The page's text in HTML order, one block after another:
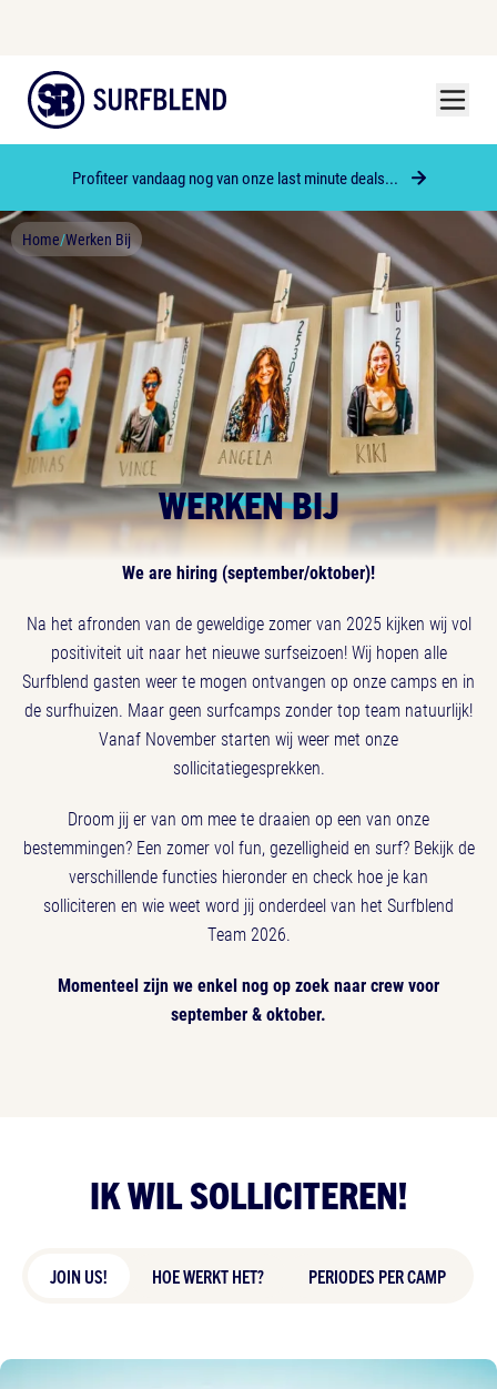
Surfblend
Menu
Profiteer vandaag nog van onze last minute deals...
Home/Werken Bij
WERKEN BIJ
We are hiring (september/oktober)!
Na het afronden van de geweldige zomer van 2025 kijken wij vol
positiviteit uit naar het nieuwe surfseizoen! Wij hopen alle
Surfblend gasten weer te mogen ontvangen op onze camps en in
de surfhuizen. Maar geen surfcamps zonder top team natuurlijk!
Vanaf November starten wij weer met onze
sollicitatiegesprekken.
Droom jij er van om mee te draaien op een van onze
bestemmingen? Een zomer vol fun, gezelligheid en surf? Bekijk de
verschillende functies hieronder en check hoe je kan
solliciteren en wie weet word jij onderdeel van het Surfblend
Team 2026.
Momenteel zijn we enkel nog op zoek naar crew voor
september & oktober.
IK WIL SOLLICITEREN!
JOIN US! HOE WERKT HET? PERIODES PER CAMP